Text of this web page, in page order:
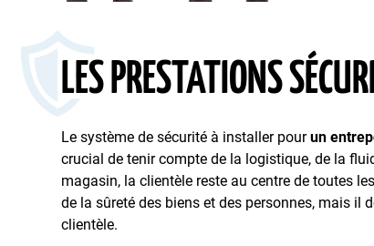
LES PRESTATIONS
Le système de sécurité à installer pourun
crucial de tenir compte de la logistique, de la
magasin, la clientèle reste au centre de toutes
de la sûreté des biens et des personnes, mais il
clientèle.